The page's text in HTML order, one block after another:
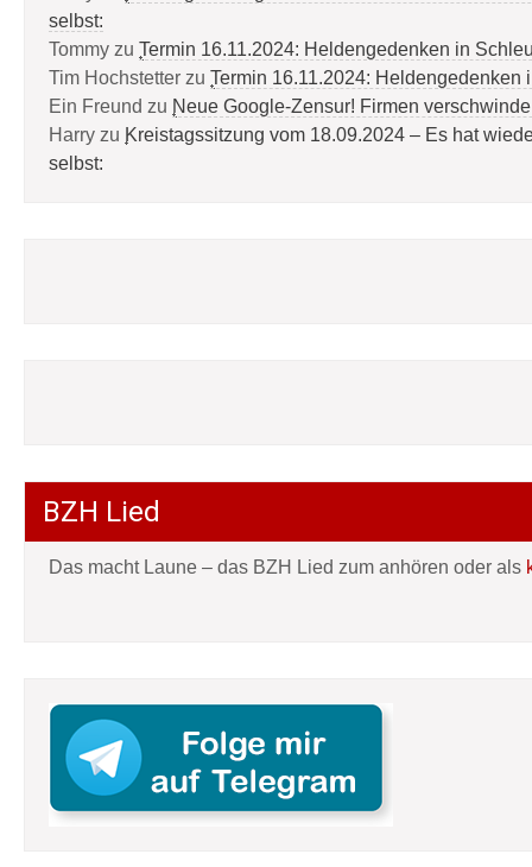
selbst:
Tommy zu Termin 16.11.2024: Heldengedenken in
Tim Hochstetter zu Termin 16.11.2024: Heldengedenken
Ein Freund zu Neue Google-Zensur! Firmen
Harry zu Kreistagssitzung vom 18.09.2024 – Es hat
selbst:
BZH Lied
Das macht Laune – das BZH Lied zum anhören oder als